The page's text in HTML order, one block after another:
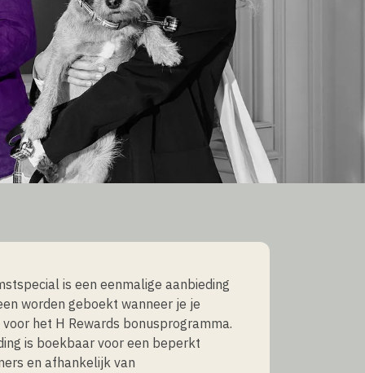
is een eenmalige aanbieding
worden geboekt wanneer je je
het H Rewards bonusprogramma.
is boekbaar voor een beperkt
en afhankelijk van